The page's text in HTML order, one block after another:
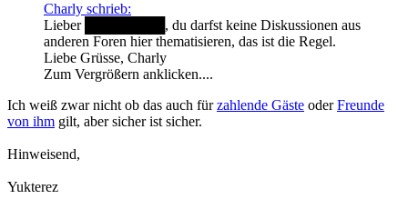
Charly schrieb:
Lieber████████ , du darfst keine Diskussionen aus
anderen Foren hier thematisieren, das ist die Regel.
Liebe Grüsse, Charly
Zum Vergrößern anklicken....
Ich weiß zwar nicht ob das auch fürzahlende Gäste oderFreunde
von ihm gilt, aber sicher ist sicher.
Hinweisend,
Yukterez